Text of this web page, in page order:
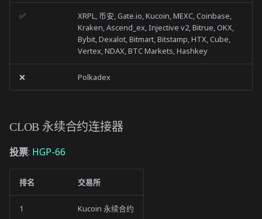
✅
XRPL, 币安, Gate.io, Kucoin, MEXC, Coinbase,
Kraken, Ascend_ex, Injective v2, Bitrue, OKX,
Bybit, Dexalot, Bitmart, Bitstamp, HTX, Cube,
Vertex, NDAX, BTC Markets, Hashkey
❌ Polkadex
CLOB 永续合约连接器
投票: HGP-66
排名 交易所
1 Kucoin 永续合约